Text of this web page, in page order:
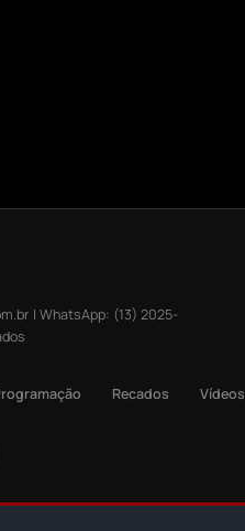
| WhatsApp: (13) 2025-
Recados Vídeos